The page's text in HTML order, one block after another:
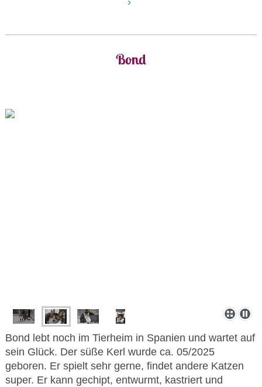
Bond
Bond lebt noch im Tierheim in Spanien und wartet auf
sein Glück. Der süße Kerl wurde ca. 05/2025
geboren. Er spielt sehr gerne, findet andere Katzen
super. Er kann gechipt, entwurmt, kastriert und